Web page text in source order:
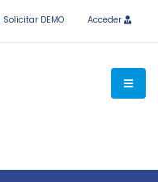
API e integraciones
Solicitar DEMO Acceder